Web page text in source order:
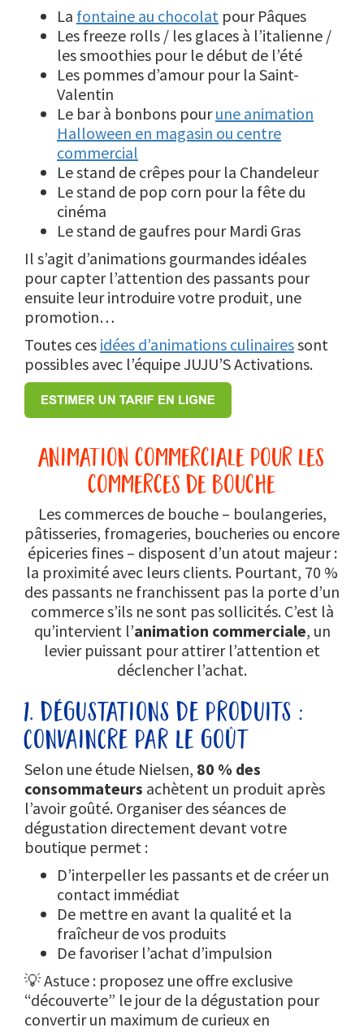
La fontaine au chocolat pour Pâques
Les freeze rolls / les glaces à l’italienne /
les smoothies pour le début de l’été
Les pommes d’amour pour la Saint-
Valentin
Le bar à bonbons pourune animation
Halloween en magasin ou centre
commercial
Le stand de crêpes pour la Chandeleur
Le stand de pop corn pour la fête du
cinéma
Le stand de gaufres pour Mardi Gras
Il s’agit d’animations gourmandes idéales
pour capter l’attention des passants pour
ensuite leur introduire votre produit, une
promotion…
Toutes ces idées d’animations culinairessont
possibles avec l’équipe JUJU’S Activations.
animation commerciale pour les
commerces de bouche
Les commerces de bouche – boulangeries,
pâtisseries, fromageries, boucheries ou encore
épiceries fines – disposent d’un atout majeur :
la proximité avec leurs clients. Pourtant, 70 %
des passants ne franchissent pas la porte d’un
commerce s’ils ne sont pas sollicités. C’est là
qu’intervient l’animation commerciale, un
levier puissant pour attirer l’attention et
déclencher l’achat.
1. dégustations de produits :
convaincre par le goût
Selon une étude Nielsen, 80 % des
consommateurs achètent un produit après
l’avoir goûté. Organiser des séances de
dégustation directement devant votre
boutique permet :
D’interpeller les passants et de créer un
contact immédiat
De mettre en avant la qualité et la
fraîcheur de vos produits
De favoriser l’achat d’impulsion
💡 Astuce : proposez une offre exclusive
“découverte” le jour de la dégustation pour
convertir un maximum de curieux en